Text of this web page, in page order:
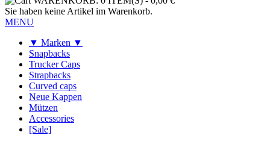
Sie haben keine Artikel im Warenkorb.
MENU
▼ Marken ▼
Snapbacks
Trucker Caps
Strapbacks
Curved caps
Neue Kappen
Mützen
Accessories
[Sale]